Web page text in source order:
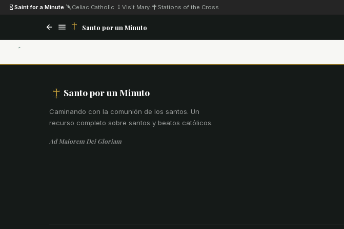
Saint for a Minute Celiac Catholic Visit Mary Stations of the Cross
Santo por un Minuto
Santo por un Minuto
Caminando con la comunión de los santos. Un
recurso completo sobre santos y beatos católicos.
Ad Maiorem Dei Gloriam